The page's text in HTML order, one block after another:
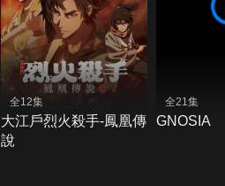
全12集
大江戶烈火殺手-鳳凰傳
說
全21集
GNOSIA